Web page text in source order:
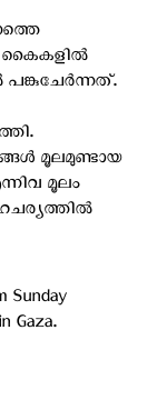
കൈകളില്‍
മൂലമുണ്ടായ
മൂലം
Sunday
Gaza.